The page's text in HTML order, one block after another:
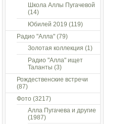
Школа Аллы Пугачевой
(14)
Юбилей 2019 (119)
Радио "Алла"(79)
Золотая коллекция (1)
Радио "Алла" ищет
Таланты (3)
Рождественские встречи
(87)
Фото (3217)
Алла Пугачева и другие
(1987)